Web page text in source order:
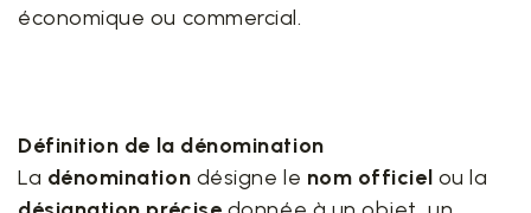
économique ou commercial.
Définition de la dénomination
La dénomination désigne le nom officiel ou la